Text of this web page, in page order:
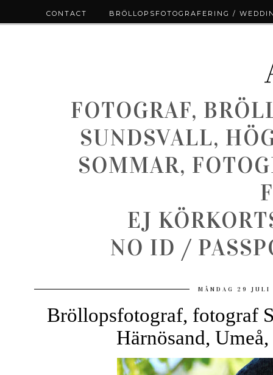
FOTOGRAF,
SUNDSVALL,
SOMMAR,
EJ
NO ID /
MÅNDAG 29
Bröllopsfotograf, fotograf
Härnösand,
CONTACT BRÖLLOPSFOTOGRAFERING /